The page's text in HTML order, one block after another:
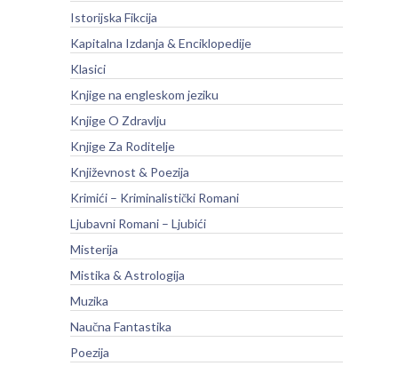
Istorijska Fikcija
Kapitalna Izdanja & Enciklopedije
Klasici
Knjige na engleskom jeziku
Knjige O Zdravlju
Knjige Za Roditelje
Književnost & Poezija
Krimići – Kriminalistički Romani
Ljubavni Romani – Ljubići
Misterija
Mistika & Astrologija
Muzika
Naučna Fantastika
Poezija